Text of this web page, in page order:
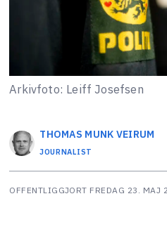
Arkivfoto: Leiff Josefsen
THOMAS MUNK VEIRUM
JOURNALIST
OFFENTLIGGJORT FREDAG 23.